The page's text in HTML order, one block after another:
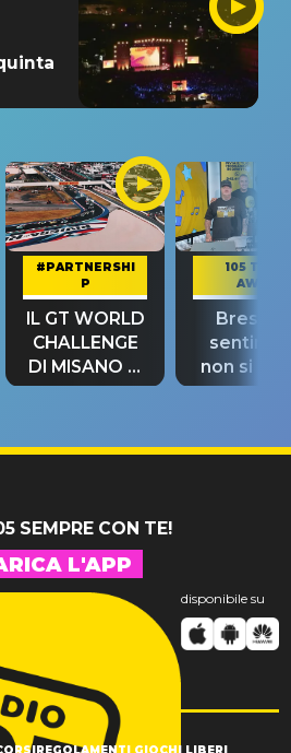
#PARTNERSHI
P
IL GT WORLD
CHALLENGE
DI MISANO si
riconferma
105 TAKE
AWAY
Bresh:
non si
fino alla
SEMPRE CON TE!
L'APP
disponibile su